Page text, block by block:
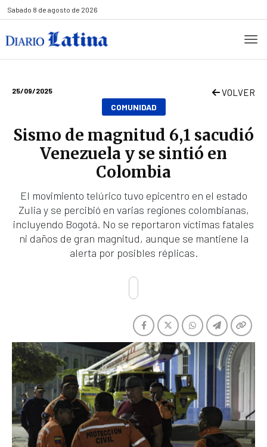
Sabado 8 de agosto de 2026
25/09/2025 VOLVER
COMUNIDAD
Sismo de magnitud 6,1 sacudió
Venezuela y se sintió en
Colombia
El movimiento telúrico tuvo epicentro en el estado
Zulia y se percibió en varias regiones colombianas,
incluyendo Bogotá. No se reportaron víctimas fatales
ni daños de gran magnitud, aunque se mantiene la
alerta por posibles réplicas.